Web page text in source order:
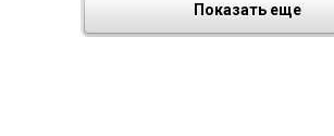
Показать еще